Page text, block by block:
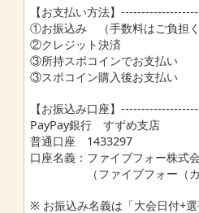
【お支払い方法】
①お振込み （手数料はご負担
②クレジット決済
③所持スポコインでお支払い
③スポコイン購入後お支払い
【お振込み口座】
PayPay銀行 すずめ支店
普通口座 1433297
口座名義：ファイブフォー株式
（ファイブフォー（カ）
※ お振込み名義は「大会日付+